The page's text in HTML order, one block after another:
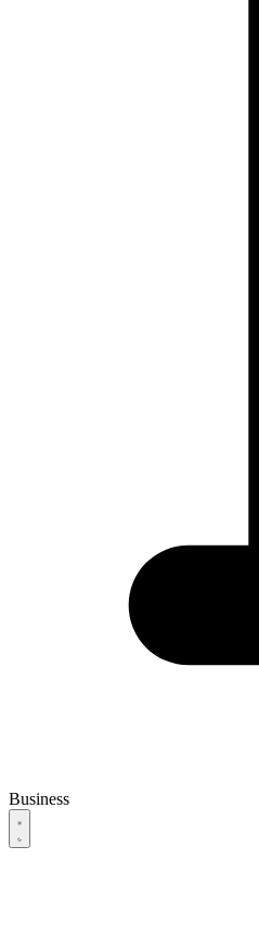
Business